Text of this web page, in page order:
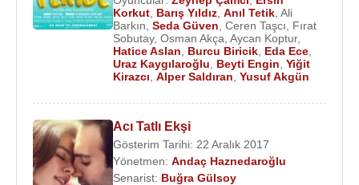
2012 - Paradox (kısa film)
2012 - Emir'in Yolu (Koray Onat) 2012
2011 - 2012 - Adını Feriha Koydum (Koray Onat)
2008 - Derdest (Boğaç Yıldırım) (TV Dizisi)
2007 - Semazen (TV Filmi)
2007 - Hepsi1 (Korkut) (TV Dizisi)
Korkut Barış Yıldız Anıl Tetik Ali
Barkın Seda Güven Ceren Taşcı
Fırat
Sobutay, Osman Akça Aycan Koptur,
Hatice Aslan
Burcu Biricik Eda Ece
Uraz Kaygılaroğlu
Beyti Engin Yiğit
Kirazcı Alper Saldıran Yusuf Akgün
Acı Tatlı Ekşi
Gösterim Tarihi: 22 Aralık 2017
Yönetmen: Andaç Haznedaroğlu
Senarist: Buğra Gülsoy